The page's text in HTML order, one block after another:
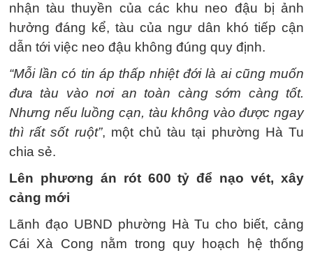
nhận tàu thuyền của các khu neo đậu bị ảnh
hưởng đáng kể, tàu của ngư dân khó tiếp cận
dẫn tới việc neo đậu không đúng quy định.
“Mỗi lần có tin áp thấp nhiệt đới là ai cũng muốn
đưa tàu vào nơi an toàn càng sớm càng tốt.
Nhưng nếu luồng cạn, tàu không vào được ngay
thì rất sốt ruột”, một chủ tàu tại phường Hà Tu
chia sẻ.
Lên phương án rót 600 tỷ để nạo vét, xây
cảng mới
Lãnh đạo UBND phường Hà Tu cho biết, cảng
Cái Xà Cong nằm trong quy hoạch hệ thống